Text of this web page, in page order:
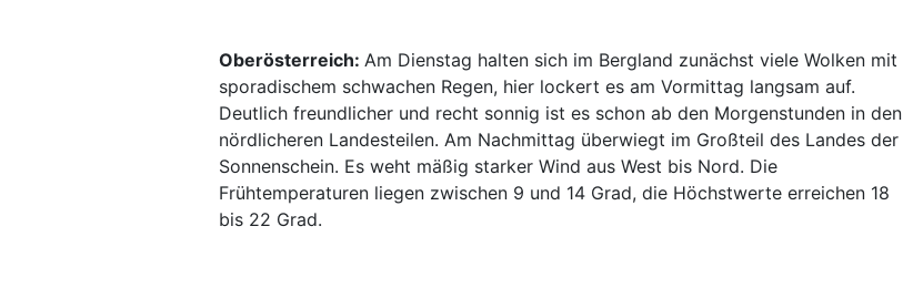
Oberösterreich: Am Dienstag halten sich im Bergland zunächst viele Wolken mit
sporadischem schwachen Regen, hier lockert es am Vormittag langsam auf.
Deutlich freundlicher und recht sonnig ist es schon ab den Morgenstunden in den
nördlicheren Landesteilen. Am Nachmittag überwiegt im Großteil des Landes der
Sonnenschein. Es weht mäßig starker Wind aus West bis Nord. Die
Frühtemperaturen liegen zwischen 9 und 14 Grad, die Höchstwerte erreichen 18
bis 22 Grad.